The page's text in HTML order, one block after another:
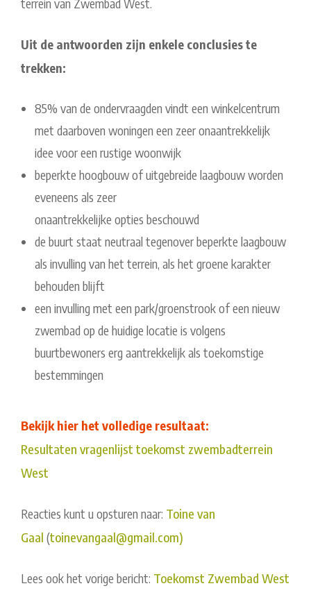
Uit de antwoorden zijn enkele conclusies te
trekken:
85% van de ondervraagden vindt een winkelcentrum
met daarboven woningen een zeer onaantrekkelijk
idee voor een rustige woonwijk
beperkte hoogbouw of uitgebreide laagbouw worden
eveneens als zeer
onaantrekkelijke opties beschouwd
de buurt staat neutraal tegenover beperkte laagbouw
als invulling van het terrein, als het groene karakter
behouden blijft
een invulling met een park/groenstrook of een nieuw
zwembad op de huidige locatie is volgens
buurtbewoners erg aantrekkelijk als toekomstige
bestemmingen
Bekijk hier het volledige resultaat:
Resultaten vragenlijst toekomst zwembadterrein
West
Reacties kunt u opsturen naar: Toine van
Gaal (toinevangaal@gmail.com)
Lees ook het vorige bericht: Toekomst Zwembad West